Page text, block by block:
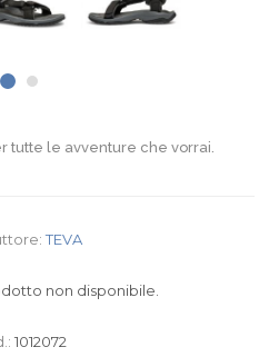
tutte le avventure che vorrai.
TEVA
non disponibile.
1012072